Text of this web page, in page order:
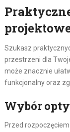
Szukasz
przestrzeni dla
może znacznie
funkcjonalny oraz
Wybór
Przed